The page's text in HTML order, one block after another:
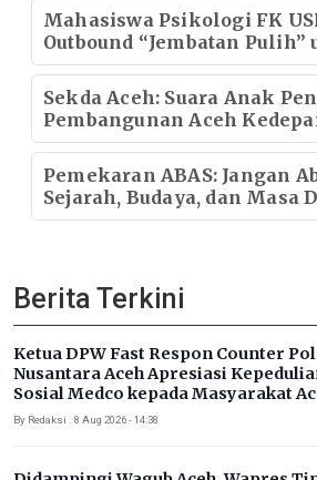
Mahasiswa Psikologi FK
Outbound “Jembatan Pulih”
Perempuan yang
Sekda Aceh: Suara Anak
Pembangunan Aceh
Pemekaran ABAS: Jangan
Sejarah, Budaya, dan Masa
Ekonomi Kawasan
Berita Terkini
Ketua DPW Fast Respon Counter
Nusantara Aceh Apresiasi
Sosial Medco kepada Masyarakat
Timur
By Redaksi . 8 Aug 2026 - 14:38